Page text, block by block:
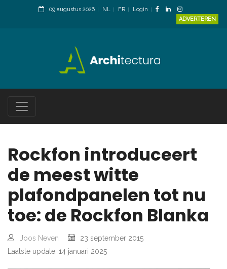
09 augustus 2026 NL FR
Login
ADVERTEREN
Rockfon introduceert
de meest witte
plafondpanelen tot nu
toe: de Rockfon Blanka
Joos Neven
23 september 2015
Laatste update: 14 januari 2025